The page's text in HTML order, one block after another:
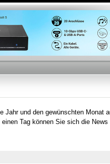
und den gewünschten Monat
Tag können Sie sich die News